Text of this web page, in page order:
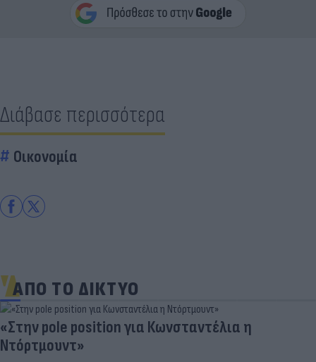
Διάβασε περισσότερα
Οικονομία
ΑΠΟ ΤΟ ΔΙΚΤΥΟ
«Στην pole position για Κωνσταντέλια η
Ντόρτμουντ»